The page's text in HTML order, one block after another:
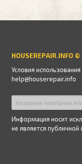
HOUSEREPAIR.INFO
Условия использования
help@houserepair.info
Информация носит
не является публичной